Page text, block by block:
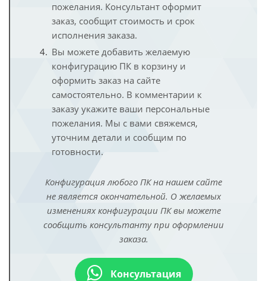
пожелания. Консультант оформит
заказ, сообщит стоимость и срок
исполнения заказа.
Вы можете добавить желаемую
конфигурацию ПК в корзину и
оформить заказ на сайте
самостоятельно. В комментарии к
заказу укажите ваши персональные
пожелания. Мы с вами свяжемся,
уточним детали и сообщим по
готовности.
Конфигурация любого ПК на нашем сайте
не является окончательной. О желаемых
изменениях конфигурации ПК вы можете
сообщить консультанту при оформлении
заказа.
Консультация